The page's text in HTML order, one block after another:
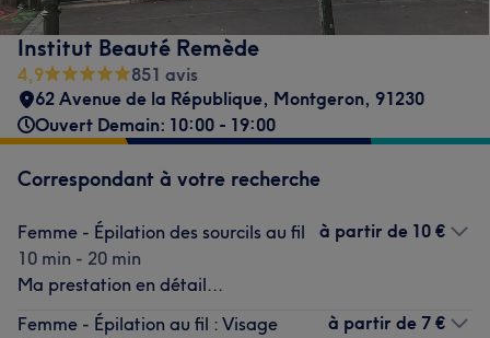
Institut Beauté Remède
4,9
851 avis
62 Avenue de la République, Montgeron, 91230
Ouvert Demain: 10:00 - 19:00
Correspondant à votre recherche
Femme - Épilation des sourcils au fil
10 min - 20 min
Ma prestation en détail...
à partir de 10 €
Femme - Épilation au fil : Visage
à partir de 7 €